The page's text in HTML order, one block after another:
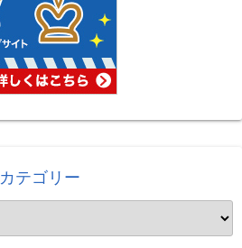
カテゴリー